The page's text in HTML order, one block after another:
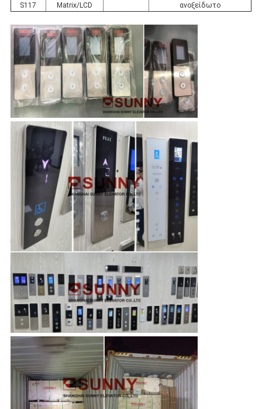
S117
Matrix/LCD
ανοξείδωτο